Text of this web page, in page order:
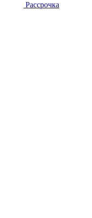
Рассрочка